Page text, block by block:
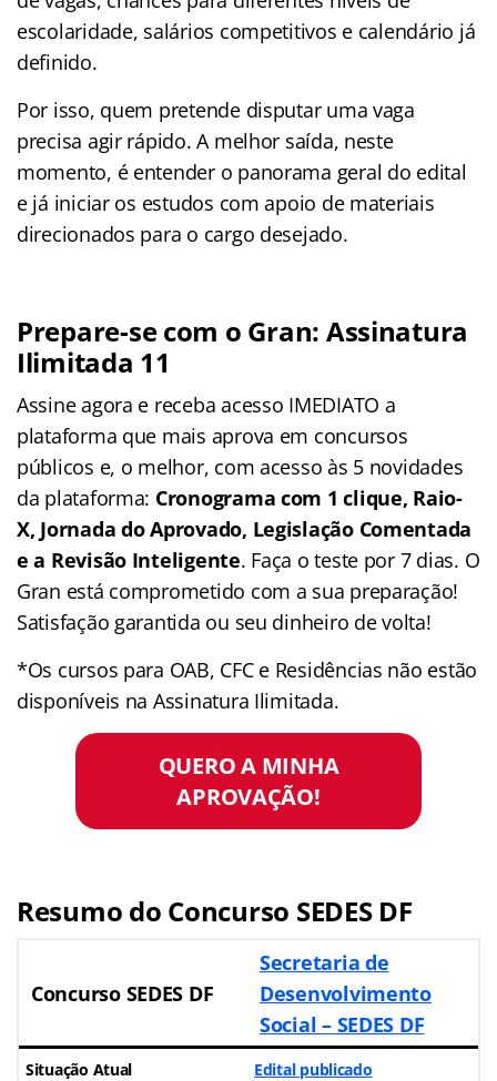
escolaridade, salários competitivos e calendário já
definido.
Por isso, quem pretende disputar uma vaga
precisa agir rápido. A melhor saída, neste
momento, é entender o panorama geral do edital
e já iniciar os estudos com apoio de materiais
direcionados para o cargo desejado.
Prepare-se com o Gran: Assinatura
Ilimitada 11
Assine agora e receba acesso IMEDIATO a
plataforma que mais aprova em concursos
públicos e, o melhor, com acesso às 5 novidades
da plataforma: Cronograma com 1 clique, Raio-
X, Jornada do Aprovado, Legislação Comentada
e a Revisão Inteligente. Faça o teste por 7 dias. O
Gran está comprometido com a sua preparação!
Satisfação garantida ou seu dinheiro de volta!
*Os cursos para OAB, CFC e Residências não estão
disponíveis na Assinatura Ilimitada.
QUERO A MINHA
APROVAÇÃO!
Resumo do Concurso SEDES DF
Concurso SEDES DF
Secretaria de
Desenvolvimento
Social – SEDES DF
Situação Atual Edital publicado